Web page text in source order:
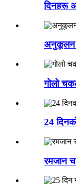
दिनहरू
अनुकूलन
गोलो
24
रमजान